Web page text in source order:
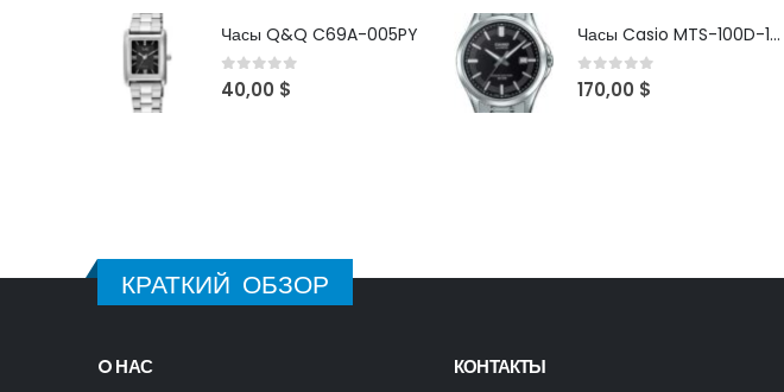
Часы Q&Q C69A-005PY
0 out of 5
40,00 $
Часы Casio MTS-100D-1AV
0out of 5
170,00 $
КРАТКИЙ ОБЗОР
O НАС КОНТАКТЫ